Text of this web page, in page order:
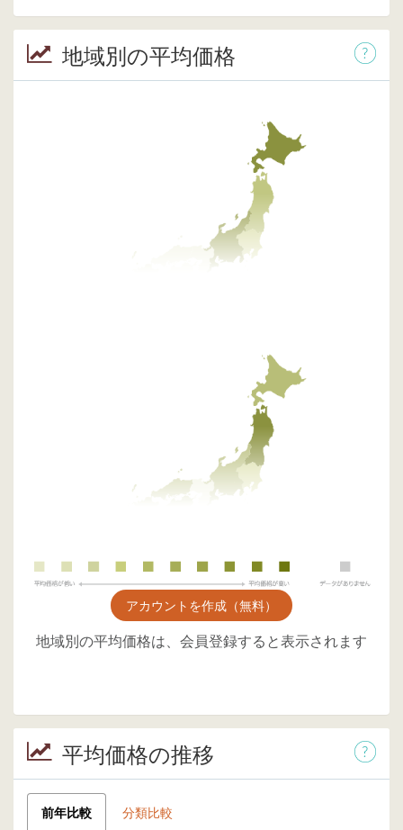
地域別の平均価格
アカウントを作成（無料）
地域別の平均価格は、会員登録すると表示されます
平均価格の推移
前年比較 分類比較